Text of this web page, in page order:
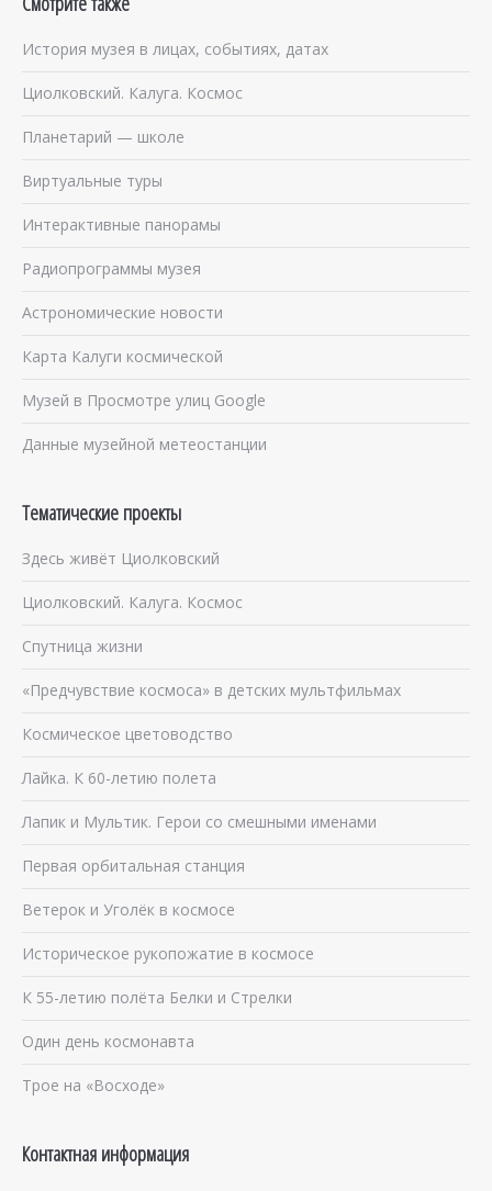
История музея в лицах, событиях, датах
Циолковский. Калуга. Космос
Планетарий — школе
Виртуальные туры
Интерактивные панорамы
Радиопрограммы музея
Астрономические новости
Карта Калуги космической
Музей в Просмотре улиц Google
Данные музейной метеостанции
Тематические проекты
Здесь живёт Циолковский
Циолковский. Калуга. Космос
Спутница жизни
«Предчувствие космоса» в детских мультфильмах
Космическое цветоводство
Лайка. К 60-летию полета
Лапик и Мультик. Герои со смешными именами
Первая орбитальная станция
Ветерок и Уголёк в космосе
Историческое рукопожатие в космосе
К 55-летию полёта Белки и Стрелки
Один день космонавта
Трое на «Восходе»
Контактная информация